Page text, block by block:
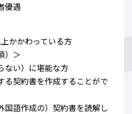
優遇
かかわっている方
）＞
ない）に堪能な方
る契約書を作成することがで
国語作成の）契約書を読解し